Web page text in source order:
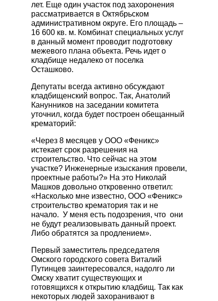
лет. Еще один участок под захоронения
рассматривается в Октябрьском
административном округе. Его площадь –
16 600 кв. м. Комбинат специальных услуг
в данный момент проводит подготовку
межевого плана объекта. Речь идет о
кладбище недалеко от поселка
Осташково.
Депутаты всегда активно обсуждают
кладбищенский вопрос. Так, Анатолий
Канунников на заседании комитета
уточнил, когда будет построен обещанный
крематорий:
«Через 8 месяцев у ООО «Феникс»
истекает срок разрешения на
строительство. Что сейчас на этом
участке? Инженерные изыскания провели,
проектные работы?» На это Николай
Машков довольно откровенно ответил:
«Насколько мне известно, ООО «Феникс»
строительство крематория так и не
начало. У меня есть подозрения, что они
не будут реализовывать данный проект.
Либо обратятся за продлением».
Первый заместитель председателя
Омского городского совета Виталий
Путинцев заинтересовался, надолго ли
Омску хватит существующих и
готовящихся к открытию кладбищ. Так как
некоторых людей захоранивают в